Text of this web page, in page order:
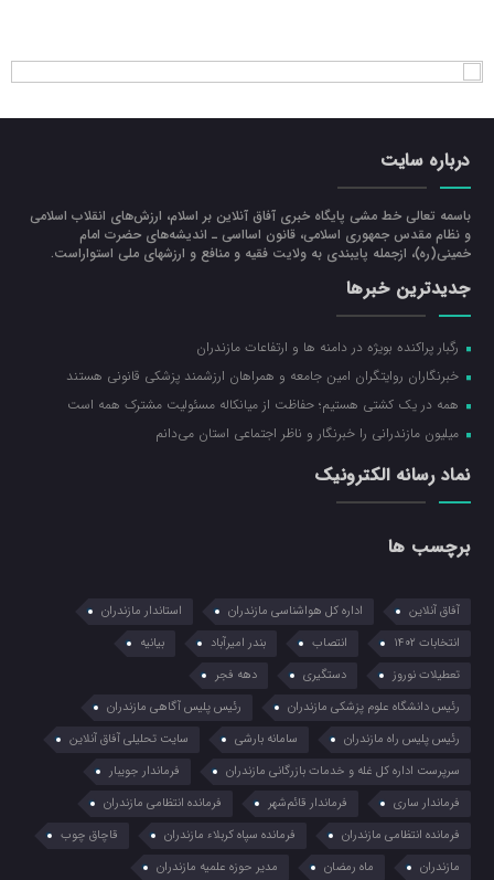
درباره سایت
باسمه تعالی خط مشی پایگاه خبری آفاق آنلاین بر اسلام، ارزش‌هاي انقلاب اسلامي
و نظام مقدس جمهوري اسلامي، قانون اسااسی ـ انديشه‌هاي حضرت امام
خميني(ره)، ازجمله پایبندی به ولايت فقيه و منافع و ارزشهاي ملي استواراست.
جدیدترین خبرها
رگبار پراکنده بویژه در دامنه ها و ارتفاعات مازندران
خبرنگاران روایتگران امین جامعه و همراهان ارزشمند پزشکی قانونی هستند
همه در یک کشتی هستیم؛ حفاظت از میانکاله مسئولیت مشترک همه است
میلیون مازندرانی را خبرنگار و ناظر اجتماعی استان می‌دانم
نماد رسانه الکترونیک
برچسب ها
آفاق آنلاین اداره کل هواشناسی مازندران
استاندار مازندران
انتخابات ۱۴۰۲
انتصاب بندر امیرآباد
بیانیه
تعطیلات نوروز
دستگیری
دهه فجر
رئیس دانشگاه علوم پزشکی مازندران
رئیس پلیس آگاهی مازندران
رئیس پلیس راه مازندران
سامانه بارشی
سایت تحلیلی آفاق آنلاین
سرپرست اداره کل غله و خدمات بازرگانی مازندران
فرماندار جویبار
فرماندار ساری
فرماندار قائم‌شهر
فرمانده انتظامي مازندران
فرمانده انتظامی مازندران
فرمانده سپاه کربلاء مازندران
قاچاق چوب
مازندران
ماه رمضان
مدیر حوزه علمیه مازندران